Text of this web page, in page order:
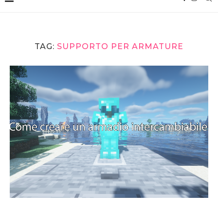
TAG: SUPPORTO PER ARMATURE